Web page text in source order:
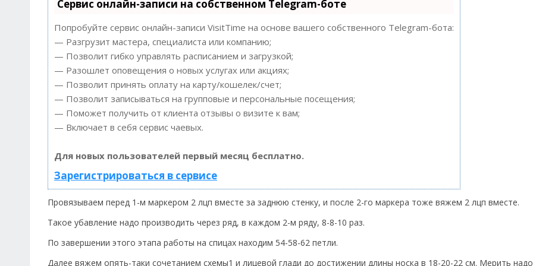
Сервис онлайн-записи на собственном Telegram-боте
Попробуйте сервис онлайн-записи VisitTime на основе вашего собственного Telegram-бота:
— Разгрузит мастера, специалиста или компанию;
— Позволит гибко управлять расписанием и загрузкой;
— Разошлет оповещения о новых услугах или акциях;
— Позволит принять оплату на карту/кошелек/счет;
— Позволит записываться на групповые и персональные посещения;
— Поможет получить от клиента отзывы о визите к вам;
— Включает в себя сервис чаевых.
Для новых пользователей первый месяц бесплатно.
Зарегистрироваться в сервисе
Провязываем перед 1-м маркером 2 лцп вместе за заднюю стенку, и после 2-го маркера тоже вяжем 2 лцп вместе.
Такое убавление надо производить через ряд, в каждом 2-м ряду, 8-8-10 раз.
По завершении этого этапа работы на спицах находим 54-58-62 петли.
Далее вяжем опять-таки сочетанием схемы1 и лицевой глади до достижении длины носка в 18-20-22 см. Мерить